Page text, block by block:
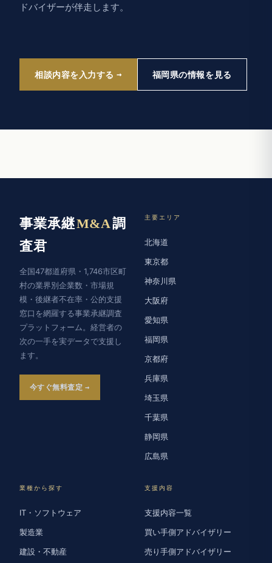
ドバイザーが伴走します。
相談内容を入力する 福岡県の情報を見る
事業承継M&A調
査君
全国47都道府県・1,746市区町
村の業界別企業数・市場規
模・後継者不在率・公的支援
窓口を網羅する事業承継調査
プラットフォーム。経営者の
次の一手を実データで支援し
ます。
今すぐ無料査定
主要エリア
北海道
東京都
神奈川県
大阪府
愛知県
福岡県
京都府
兵庫県
埼玉県
千葉県
静岡県
広島県
業種から探す
IT・ソフトウェア
製造業
建設・不動産
支援内容
支援内容一覧
買い手側アドバイザリー
売り手側アドバイザリー